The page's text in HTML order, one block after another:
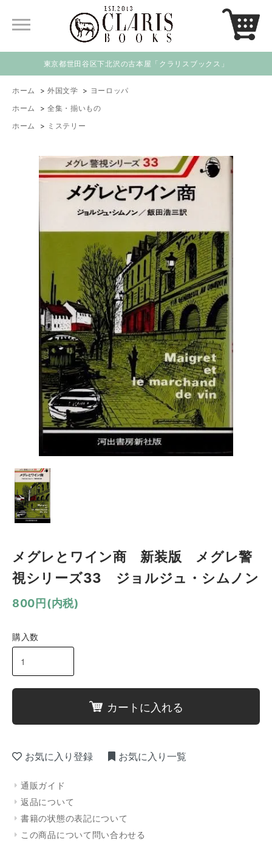
東京都世田谷区下北沢の古本屋「クラリスブックス」
ホーム > 外国文学 > ヨーロッパ
ホーム
> 全集・揃いもの
ホーム
> ミステリー
メグレとワイン商 新装版 メグレ警
視シリーズ33 ジョルジュ・シムノン
800円(内税)
購入数
カートに入れる
お気に入り登録 お気に入り一覧
通販ガイド
返品について
書籍の状態の表記について
この商品について問い合わせる